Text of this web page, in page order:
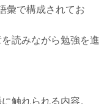
彙で構成されてお
読みながら勉強を進
触れられる内容。